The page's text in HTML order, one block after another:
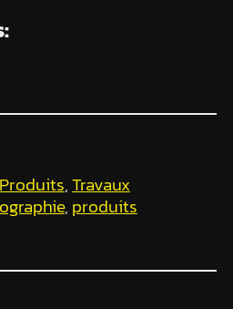
Produits, Travaux
, produits